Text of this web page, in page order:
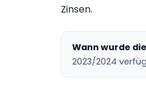
Zinsen.
Wann wurde
2023/2024